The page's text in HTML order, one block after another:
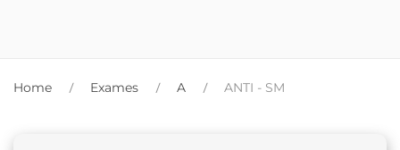
Home Exames A ANTI - SM